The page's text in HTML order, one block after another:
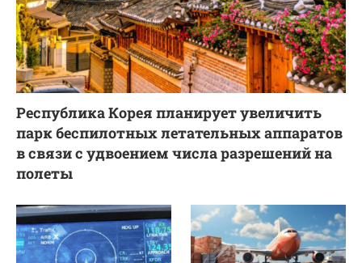
Республика Корея планирует увеличить
парк беспилотных летательных аппаратов
в связи с удвоением числа разрешений на
полеты